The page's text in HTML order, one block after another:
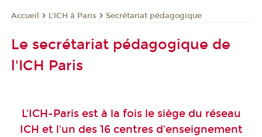
Accueil L'ICH à Paris Secrétariat pédagogique
Le secrétariat pédagogique de
l'ICH Paris
L'ICH-Paris est à la fois le siège du réseau
ICH et l'un des 16 centres d'enseignement